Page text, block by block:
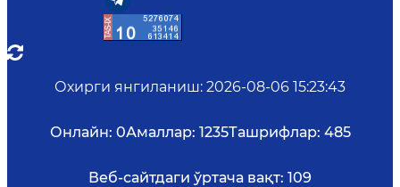
Охирги янгиланиш: 2026-08-06 15:23:43
Онлайн: 0Амаллар: 1235Ташрифлар: 485
Веб-сайтдаги ўртача вақт: 109